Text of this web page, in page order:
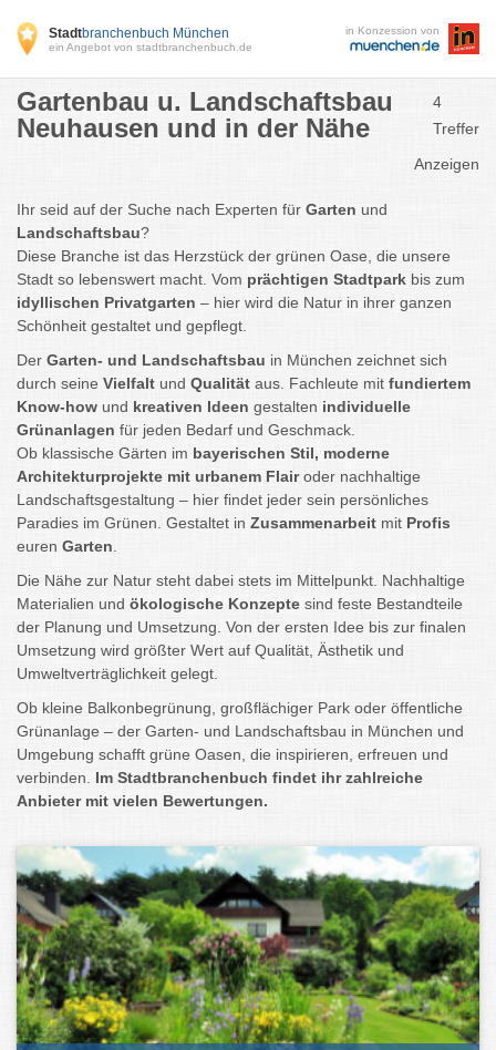
Stadtbranchenbuch München
ein Angebot von stadtbranchenbuch.de
in Konzession von
Gartenbau u. Landschaftsbau
Neuhausen und in der Nähe
4
Treffer
Anzeigen
Ihr seid auf der Suche nach Experten für Garten und
Landschaftsbau?
Diese Branche ist das Herzstück der grünen Oase, die unsere
Stadt so lebenswert macht. Vom prächtigen Stadtpark bis zum
idyllischen Privatgarten – hier wird die Natur in ihrer ganzen
Schönheit gestaltet und gepflegt.
Der Garten- und Landschaftsbau in München zeichnet sich
durch seine Vielfalt und Qualität aus. Fachleute mit fundiertem
Know-how und kreativen Ideen gestalten individuelle
Grünanlagen für jeden Bedarf und Geschmack.
Ob klassische Gärten im bayerischen Stil, moderne
Architekturprojekte mit urbanem Flairoder nachhaltige
Landschaftsgestaltung – hier findet jeder sein persönliches
Paradies im Grünen. Gestaltet in Zusammenarbeit mit Profis
euren Garten
Die Nähe zur Natur steht dabei stets im Mittelpunkt. Nachhaltige
Materialien und ökologische Konzepte sind feste Bestandteile
der Planung und Umsetzung. Von der ersten Idee bis zur finalen
Umsetzung wird größter Wert auf Qualität, Ästhetik und
Umweltverträglichkeit gelegt.
Ob kleine Balkonbegrünung, großflächiger Park oder öffentliche
Grünanlage – der Garten- und Landschaftsbau in München und
Umgebung schafft grüne Oasen, die inspirieren, erfreuen und
verbinden. Im Stadtbranchenbuch findet ihr zahlreiche
Anbieter mit vielen Bewertungen.